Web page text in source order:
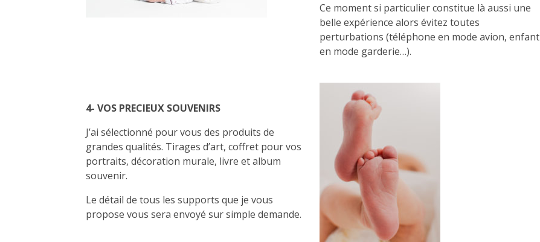
Ce moment si particulier constitue là aussi une
belle expérience alors évitez toutes
perturbations (téléphone en mode avion, enfant
en mode garderie…).
4- VOS PRECIEUX SOUVENIRS
J’ai sélectionné pour vous des produits de
grandes qualités. Tirages d’art, coffret pour vos
portraits, décoration murale, livre et album
souvenir.
Le détail de tous les supports que je vous
propose vous sera envoyé sur simple demande.